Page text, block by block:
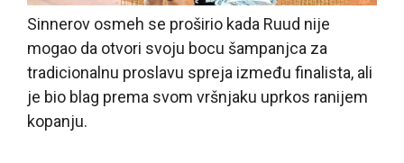
Sinnerov osmeh se proširio kada Ruud nije
mogao da otvori svoju bocu šampanjca za
tradicionalnu proslavu spreja između finalista, ali
je bio blag prema svom vršnjaku uprkos ranijem
kopanju.